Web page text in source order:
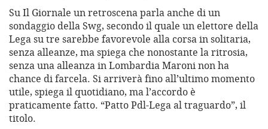
Su Il Giornale un retroscena parla anche di un
sondaggio della Swg, secondo il quale un elettore della
Lega su tre sarebbe favorevole alla corsa in solitaria,
senza alleanze, ma spiega che nonostante la ritrosia,
senza una alleanza in Lombardia Maroni non ha
chance di farcela. Si arriverà fino all’ultimo momento
utile, spiega il quotidiano, ma l’accordo è
praticamente fatto. “Patto Pdl-Lega al traguardo”, il
titolo.